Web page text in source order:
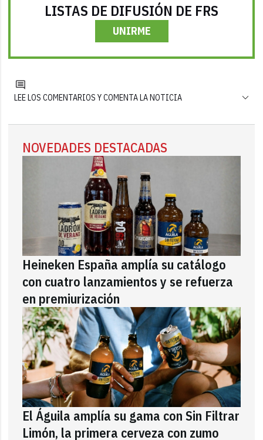
LISTAS DE DIFUSIÓN DE FRS
UNIRME
LEE LOS COMENTARIOS Y COMENTA LA NOTICIA
NOVEDADES DESTACADAS
Heineken España amplía su catálogo
con cuatro lanzamientos y se refuerza
en premiurización
El Águila amplía su gama con Sin Filtrar
Limón, la primera cerveza con zumo